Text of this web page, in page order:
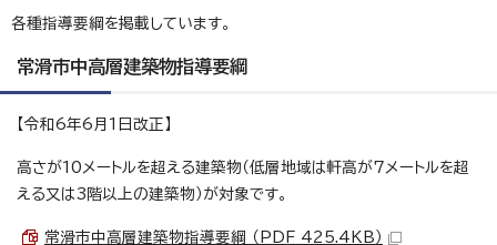
各種指導要綱を掲載しています。
常滑市中高層建築物指導要綱
【令和6年6月1日改正】
高さが10メートルを超える建築物（低層地域は軒高が7メートルを超
える又は3階以上の建築物）が対象です。
常滑市中高層建築物指導要綱 （PDF 425.4KB）